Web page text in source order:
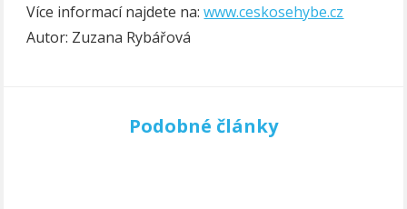
Více informací najdete na:www.ceskosehybe.cz
Autor: Zuzana Rybářová
Podobné články